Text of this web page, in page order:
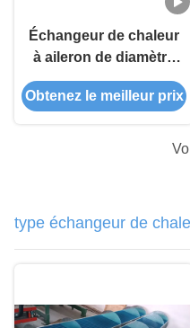
Échangeur de chaleur
à aileron de diamètre
de tube
personnalisable
condensateur de tube
Obtenez le meilleur prix
type échangeur de